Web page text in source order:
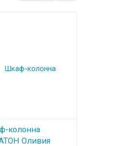
колонна
Оливия